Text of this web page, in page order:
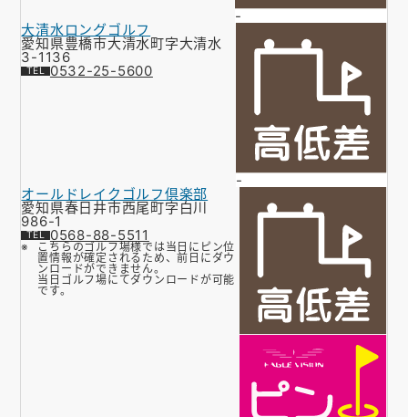
-
大清水ロングゴルフ
愛知県豊橋市大清水町字大清水
3-1136
0532-25-5600
-
オールドレイクゴルフ倶楽部
愛知県春日井市西尾町字白川
986-1
0568-88-5511
こちらのゴルフ場様では当日にピン位
置情報が確定されるため、前日にダウ
ンロードができません。
当日ゴルフ場にてダウンロードが可能
です。